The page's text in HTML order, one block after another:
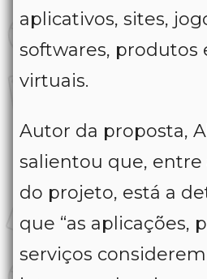
aplicativos, sites,
softwares, produtos
virtuais.
Autor da proposta,
salientou que, entre
do projeto, está a
que “as aplicações,
serviços